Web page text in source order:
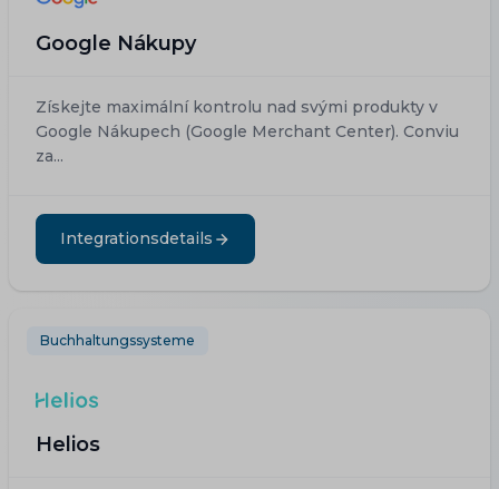
Google Nákupy
Získejte maximální kontrolu nad svými produkty v
Google Nákupech (Google Merchant Center). Conviu
za...
Integrationsdetails
Buchhaltungssysteme
Helios